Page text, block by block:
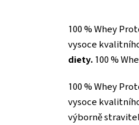
100 % Whey
vysoce
diety. 100 %
100 % Whey
vysoce
výborně